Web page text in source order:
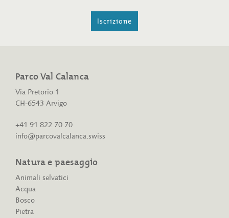
Iscrizione
Parco Val Calanca
Via Pretorio 1
CH-6543 Arvigo
+41 91 822 70 70
info@parcovalcalanca.swiss
Natura e paesaggio
Animali selvatici
Acqua
Bosco
Pietra